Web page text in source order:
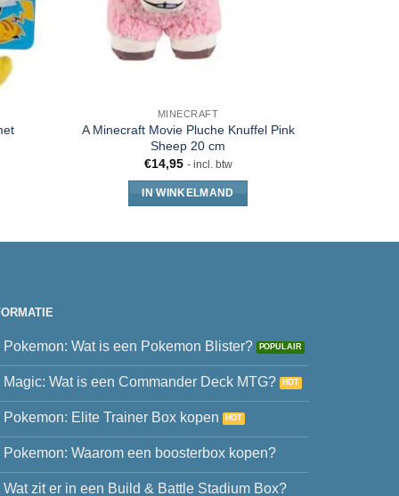
MINECRAFT
A Minecraft Movie Pluche Knuffel Pink
Sheep 20 cm
€14,95 - incl. btw
IN WINKELMAND
Pokemon: Wat is een Pokemon Blister?
Magic: Wat is een Commander Deck MTG?
Pokemon: Elite Trainer Box kopen
Pokemon: Waarom een boosterbox kopen?
Wat zit er in een Build & Battle Stadium Box?